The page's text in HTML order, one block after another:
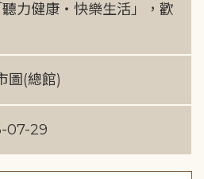
力健康・快樂生活」，歡
圖(總館)
07-29